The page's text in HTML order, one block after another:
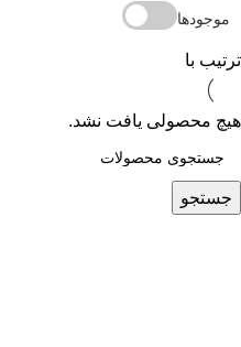
موجودها
ترتیب با
هیچ محصولی یافت نشد.
جستجو